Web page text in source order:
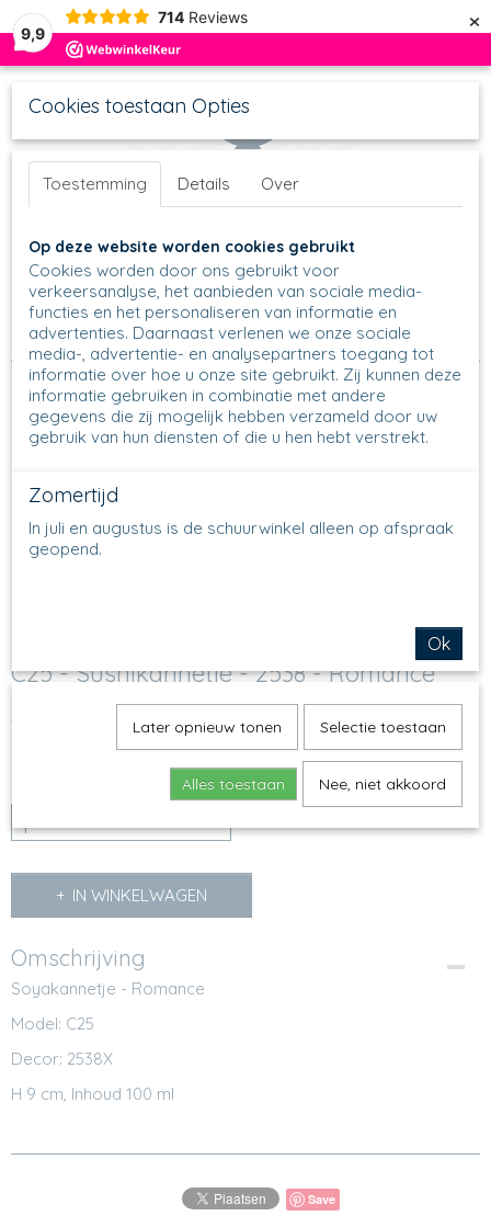
9,9
714 Reviews ×
Geen producten
Home>In de keuken>Sushi>Soyakannetjes en
Soyaschaaltjes>C25 - Sushikannetje - 2538 - Romance
C25 - Sushikannetje - 2538 - Romance
€ 12,50 (inclusief btw 21%)
Op voorraad
Aantal
IN WINKELWAGEN
Omschrijving
Soyakannetje - Romance
Model: C25
Decor: 2538X
H 9 cm, Inhoud 100 ml
Save
Cookies toestaan Opties
Toestemming Details Over
Op deze website worden cookies gebruikt
Cookies worden door ons gebruikt voor
verkeersanalyse, het aanbieden van sociale media-
functies en het personaliseren van informatie en
advertenties. Daarnaast verlenen we onze sociale
media-, advertentie- en analysepartners toegang tot
informatie over hoe u onze site gebruikt. Zij kunnen deze
informatie gebruiken in combinatie met andere
gegevens die zij mogelijk hebben verzameld door uw
gebruik van hun diensten of die u hen hebt verstrekt.
Zomertijd
In juli en augustus is de schuurwinkel alleen op afspraak
geopend.
Ok
Later opnieuw tonen Selectie toestaan
Alles toestaan Nee, niet akkoord